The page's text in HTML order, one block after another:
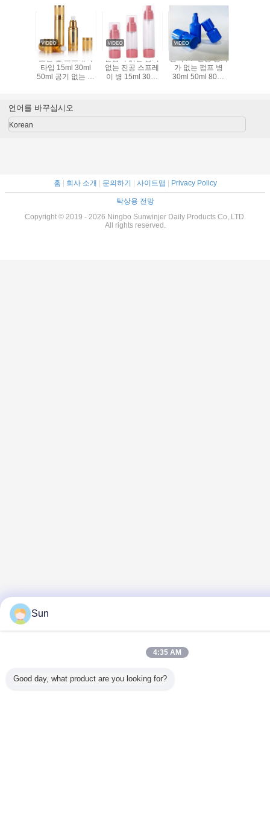
로션 및 스프레이
타입 15ml 30ml
50ml 공기 없는 분
분홍색 맑은 공기
없는 진공 스프레
이 병 15ml 30ml
너 향수 원자화 플
흰색 PP 진공 공기
가 없는 펌프 병
30ml 50ml 80ml
용 진공 병
언어를 바꾸십시오
Korean
홈 | 회사 소개 | 문의하기 | 사이트맵 | Privacy Policy
탁상용 전망
Copyright © 2019 - 2026 Ningbo Sunwinjer Daily Products Co,.LTD.
All rights reserved.
Sun
4:35 AM
Good day, what product are you looking for?